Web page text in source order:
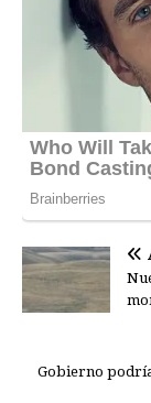
Gobierno